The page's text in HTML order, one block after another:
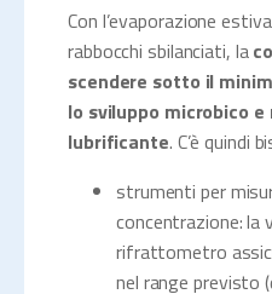
Con l’evaporazione
rabbocchi sbilanciati, la
scendere sotto il
lo sviluppo microbico
lubrificante. C’è quindi
strumenti per
concentrazione: la
rifrattometro
nel range previsto